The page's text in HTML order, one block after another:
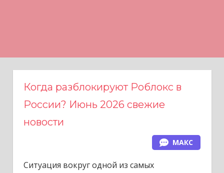
Когда разблокируют Роблокс в
России? Июнь 2026 свежие
новости
МАКС
Ситуация вокруг одной из самых